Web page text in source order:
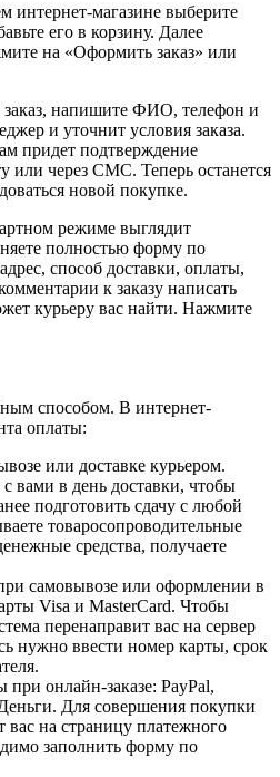
интернет-магазине выберите
его в корзину. Далее
на «Оформить заказ» или
заказ, напишите ФИО, телефон и
и уточнит условия заказа.
придет подтверждение
или через СМС. Теперь останется
новой покупке.
режиме выглядит
полностью форму по
способ доставки, оплаты,
к заказу написать
курьеру вас найти. Нажмите
способом. В интернет-
оплаты:
или доставке курьером.
вами в день доставки, чтобы
подготовить сдачу с любой
товаросопроводительные
средства, получаете
самовывозе или оформлении в
Visa и MasterCard. Чтобы
перенаправит вас на сервер
нужно ввести номер карты, срок
онлайн-заказе: PayPal,
Для совершения покупки
вас на страницу платежного
заполнить форму по